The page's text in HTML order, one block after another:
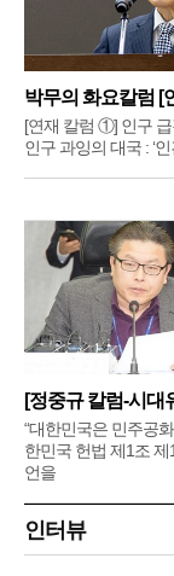
박무의 화요칼럼 [
①]
[연재 칼럼 ①] 인구
인구 과잉의 대국 : ‘인
[정중규 칼럼-시대
“대한민국은 민주공
한민국 헌법 제1조 제
언을
인터뷰